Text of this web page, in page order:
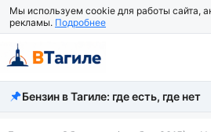
Мы используем cookie для работы сайта,
рекламы. Подробнее
Все новости
Бензин в Тагиле: где есть, где нет